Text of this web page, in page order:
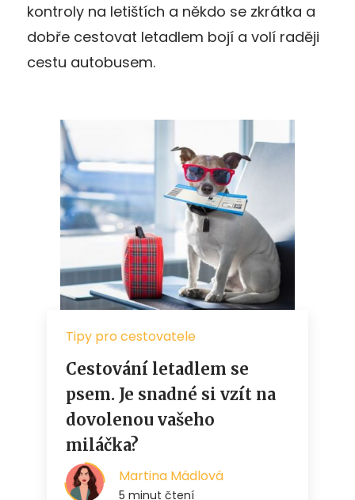
kontroly na letištích a někdo se zkrátka a
dobře cestovat letadlem bojí a volí raději
cestu autobusem.